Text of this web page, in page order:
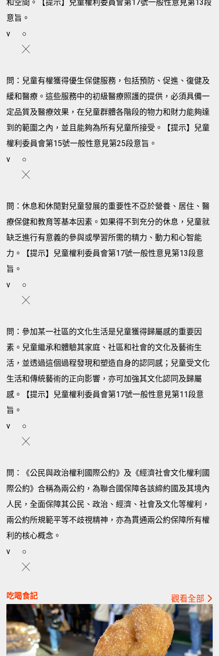
和空間。【提示】兒童權利委員會第17號一般性意見第13段
意旨。
v
○
╳
問：兒童有權獲得優生保健服務，包括預防、促進、復健及
緩和醫療。這些服務中的初級醫療照護的提供，必須具備一
定品質及醫療效果，在兒童群體各階段的物力和財力能夠達
到的範圍之內，並且能夠為所有兒童所接受。【提示】兒童
權利委員會第15號一般性意見第25段意旨。
v
○
╳
問：休息和休閒對兒童發展的重要性不亞於營養、居住、醫
療保健和教育等基本因素。如果得不到充分的休息，兒童就
缺乏進行有意義的參與或學習所需的精力、動力和心智能
力。【提示】兒童權利委員會第17號一般性意見第13段意
旨。
v
○
╳
問：參加某一社區的文化生活是兒童獲得歸屬感的重要因
素。兒童繼承和體驗其家庭、社區和社會的文化及藝術生
活，並透過這個過程發現和塑造自身的認同感；兒童受文化
生活和傳統藝術的正向影響，亦可加強其文化認同及歸屬
感。【提示】兒童權利委員會第17號一般性意見第11段意
旨。
v
○
╳
問：《公民與政治權利國際公約》及《經濟社會文化權利國
際公約》合稱為兩公約，為聯合國保障各該締約國及其境內
人民，全面保障其公民、政治、經濟、社會及文化等權利，
兩公約所規範平等不歧視精神，亦為貫通兩公約保障所有權
利的核心概念。
v
○
╳
吃喝食記 觀看全部